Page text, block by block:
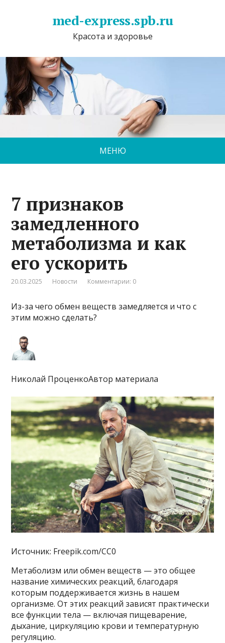
med-express.spb.ru
Красота и здоровье
МЕНЮ
7 признаков
замедленного
метаболизма и как
его ускорить
20.03.2025 Новости Комментарии: 0
Из-за чего обмен веществ замедляется и что с
этим можно сделать?
Николай ПроценкоАвтор материала
Источник: Freepik.com/CC0
Метаболизм или обмен веществ — это общее
название химических реакций, благодаря
которым поддерживается жизнь в нашем
организме. От этих реакций зависят практически
все функции тела — включая пищеварение,
дыхание, циркуляцию крови и температурную
регуляцию.